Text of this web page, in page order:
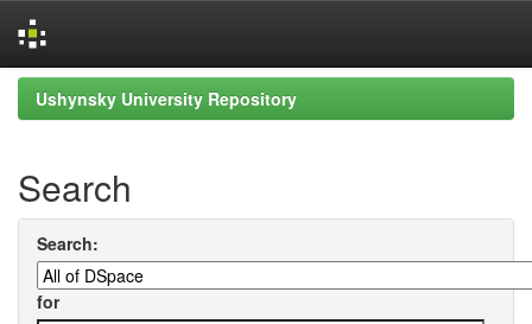
Skip
navigation
Ushynsky University Repository
Search
Search:
for